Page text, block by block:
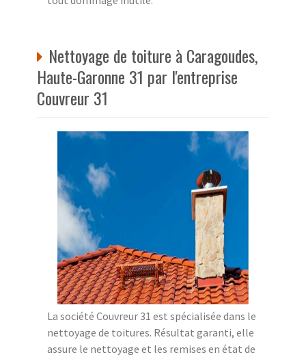
Nettoyage de toiture à Caragoudes,
Haute-Garonne 31 par l'entreprise
Couvreur 31
La société Couvreur 31 est spécialisée dans le
nettoyage de toitures. Résultat garanti, elle
assure le nettoyage et les remises en état de